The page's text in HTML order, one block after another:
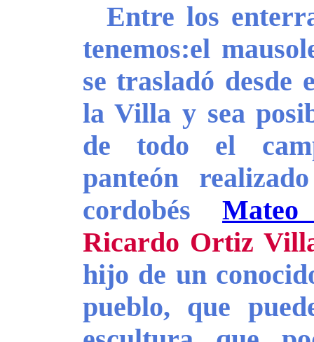
Entre los
tenemos:el
se trasladó desde
la Villa y sea
de todo el
panteón
cordobés
Ricardo Ortiz
hijo de un
pueblo, que